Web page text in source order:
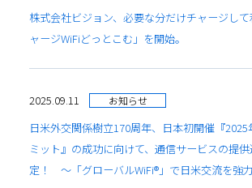
株式会社ビジョン、必要な分だけチャージし
ャージWiFiどっとこむ」を開始。
2025.09.11 お知らせ
日米外交関係樹立170周年、日本初開催『
ミット』の成功に向けて、通信サービスの提
定！ 〜「グローバルWiFi®」で日米交流を強